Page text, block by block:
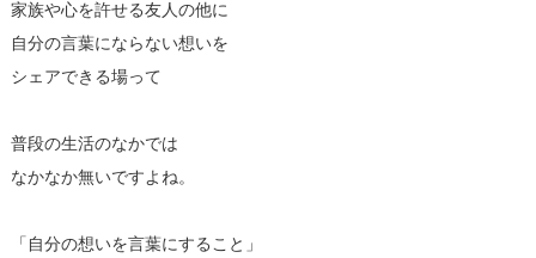
家族や心を許せる友人の他に
自分の言葉にならない想いを
シェアできる場って
普段の生活のなかでは
なかなか無いですよね。
「自分の想いを言葉にすること」